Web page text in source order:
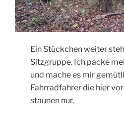
Ein Stückchen weiter
Sitzgruppe. Ich packe
und mache es mir
Fahrradfahrer die hier
staunen nur.